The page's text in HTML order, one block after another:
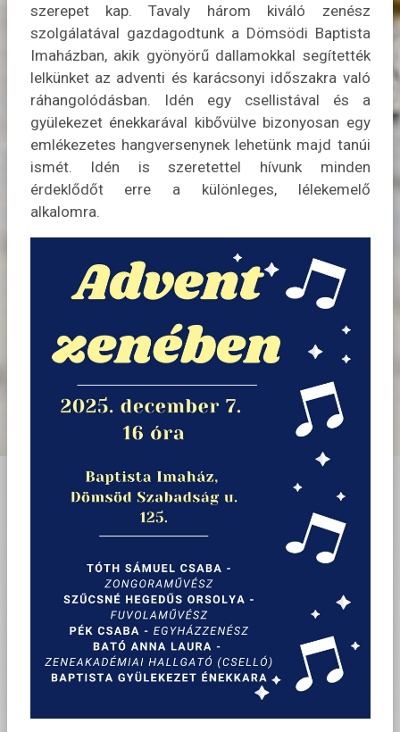
szerepet kap. Tavaly három kiváló zenész
szolgálatával gazdagodtunk a Dömsödi Baptista
Imaházban, akik gyönyörű dallamokkal segítették
lelkünket az adventi és karácsonyi időszakra való
ráhangolódásban. Idén egy csellistával és a
gyülekezet énekkarával kibővülve bizonyosan egy
emlékezetes hangversenynek lehetünk majd tanúi
ismét. Idén is szeretettel hívunk minden
érdeklődőt erre a különleges, lélekemelő
alkalomra.